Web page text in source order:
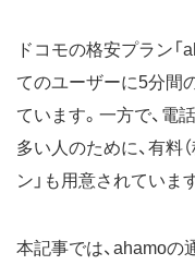
ドコモの格安プラン「
てのユーザーに5分間
ています。一方で、電
多い人のために、有料
ン」も用意されています
本記事では、ahamo